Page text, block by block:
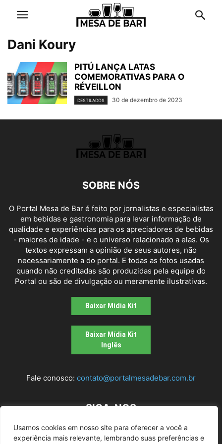
Usamos cookies em nosso site para oferecer a você a
experiência mais relevante, lembrando suas preferências e
Dani Koury
PITÚ LANÇA LATAS
COMEMORATIVAS PARA O
RÉVEILLON
DESTILADOS 30 de dezembro de 2023
SOBRE NÓS
O Portal Mesa de Bar é feito por jornalistas e especialistas
em bebidas e gastronomia para levar informação de
qualidade e experiências para os apreciadores de bebidas
- maiores de idade - e o universo relacionado a elas. Os
textos expressam a opinião de seus autores, não
necessariamente a do portal. E todas as fotos usadas
quando não creditadas são produzidas pela equipe do
Portal ou são de divulgação ou meramente ilustrativas.
Baixar Mídia Kit
Baixar Mídia Kit
Inglês
Fale conosco: contato@portalmesadebar.com.br
SIGA-NOS